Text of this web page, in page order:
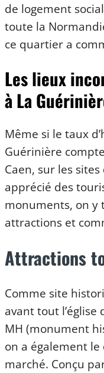
de logement
toute la
ce quartier a
Les lieux
à La
Même si le taux
Guérinière
Caen, sur les
apprécié des
monuments, on y
attractions et
Attractions
Comme site
avant tout
MH (monument
on a également le
marché. Conçu